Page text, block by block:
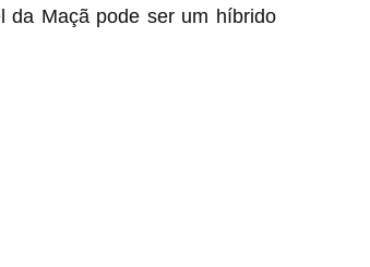
da Maçã pode ser um híbrido